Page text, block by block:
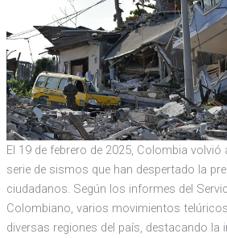
El 19 de febrero de 2025, Colombia volvió
serie de sismos que han despertado la
ciudadanos. Según los informes del
Colombiano, varios movimientos
diversas regiones del país, destacando la